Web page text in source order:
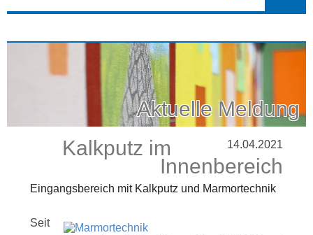
Aktuelle Meldung
14.04.2021
Kalkputz im
Innenbereich
Eingangsbereich mit Kalkputz und Marmortechnik
Seit